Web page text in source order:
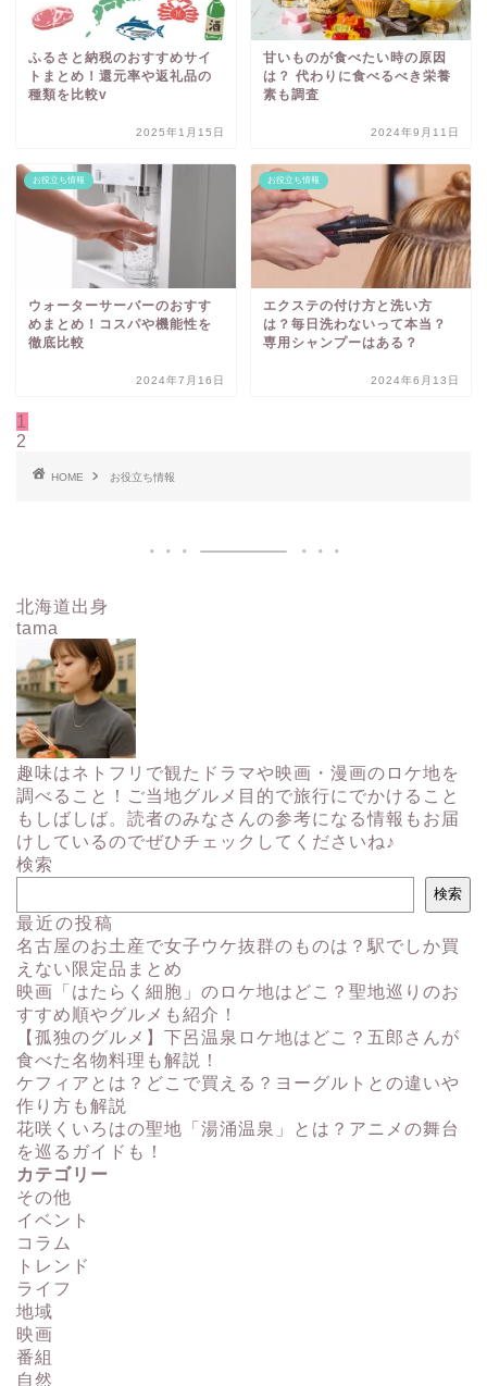
ふるさと納税のおすすめサイ
トまとめ！還元率や返礼品の
種類を比較v
2025年1月15日
甘いものが食べたい時の原因
は？ 代わりに食べるべき栄養
素も調査
2024年9月11日
お役立ち情報
ウォーターサーバーのおすす
めまとめ！コスパや機能性を
徹底比較
2024年7月16日
お役立ち情報
エクステの付け方と洗い方
は？毎日洗わないって本当？
専用シャンプーはある？
2024年6月13日
1
2
HOME お役立ち情報
北海道出身
tama
趣味はネトフリで観たドラマや映画・漫画のロケ地を
調べること！ご当地グルメ目的で旅行にでかけること
もしばしば。読者のみなさんの参考になる情報もお届
けしているのでぜひチェックしてくださいね♪
検索
検索
最近の投稿
名古屋のお土産で女子ウケ抜群のものは？駅でしか買
えない限定品まとめ
映画「はたらく細胞」のロケ地はどこ？聖地巡りのお
すすめ順やグルメも紹介！
【孤独のグルメ】下呂温泉ロケ地はどこ？五郎さんが
食べた名物料理も解説！
ケフィアとは？どこで買える？ヨーグルトとの違いや
作り方も解説
花咲くいろはの聖地「湯涌温泉」とは？アニメの舞台
を巡るガイドも！
カテゴリー
その他
イベント
コラム
トレンド
ライフ
地域
映画
番組
自然